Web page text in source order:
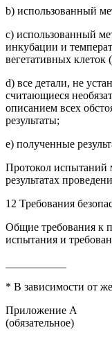
b) использованный
c) использованный
инкубации и
вегетативных клеток
d) все детали, не
считающиеся
описанием всех
результаты;
e) полученные
Протокол испытаний
результатах
12 Требования
Общие требования к
испытания и
* В зависимости от
Приложение А
(обязательное)